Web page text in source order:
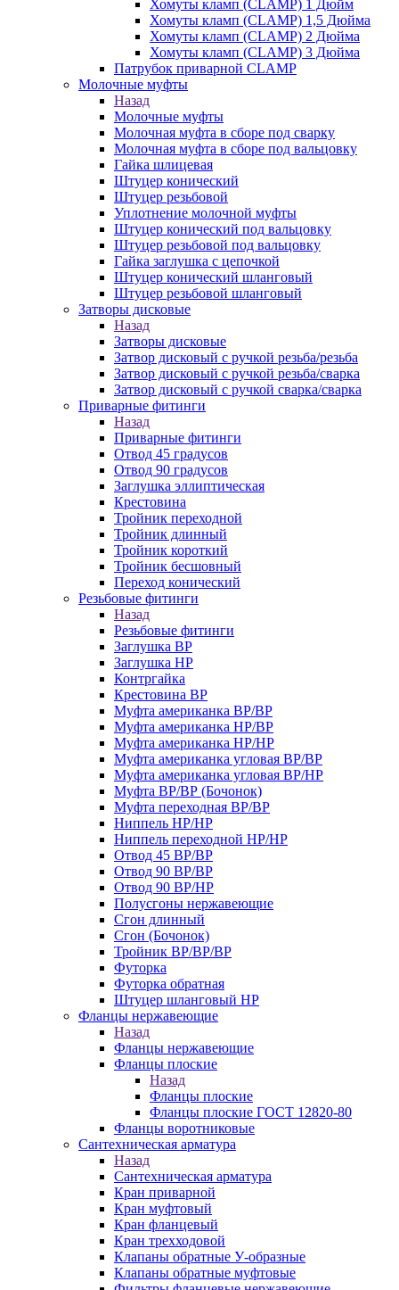
Хомуты кламп (CLAMP) 1 Дюйм
Хомуты кламп (CLAMP) 1,5 Дюйма
Хомуты кламп (CLAMP) 2 Дюйма
Хомуты кламп (CLAMP) 3 Дюйма
Патрубок приварной CLAMP
Молочные муфты
Назад
Молочные муфты
Молочная муфта в сборе под сварку
Молочная муфта в сборе под вальцовку
Гайка шлицевая
Штуцер конический
Штуцер резьбовой
Уплотнение молочной муфты
Штуцер конический под вальцовку
Штуцер резьбовой под вальцовку
Гайка заглушка с цепочкой
Штуцер конический шланговый
Штуцер резьбовой шланговый
Затворы дисковые
Назад
Затворы дисковые
Затвор дисковый с ручкой резьба/резьба
Затвор дисковый с ручкой резьба/сварка
Затвор дисковый с ручкой сварка/сварка
Приварные фитинги
Назад
Приварные фитинги
Отвод 45 градусов
Отвод 90 градусов
Заглушка эллиптическая
Крестовина
Тройник переходной
Тройник длинный
Тройник короткий
Тройник бесшовный
Переход конический
Резьбовые фитинги
Назад
Резьбовые фитинги
Заглушка ВР
Заглушка НР
Контргайка
Крестовина ВР
Муфта американка ВР/ВР
Муфта американка НР/ВР
Муфта американка НР/НР
Муфта американка угловая ВР/ВР
Муфта американка угловая ВР/НР
Муфта ВР/ВР (Бочонок)
Муфта переходная ВР/ВР
Ниппель НР/НР
Ниппель переходной НР/НР
Отвод 45 ВР/ВР
Отвод 90 ВР/ВР
Отвод 90 ВР/НР
Полусгоны нержавеющие
Сгон длинный
Сгон (Бочонок)
Тройник ВР/ВР/ВР
Футорка
Футорка обратная
Штуцер шланговый НР
Фланцы нержавеющие
Назад
Фланцы нержавеющие
Фланцы плоские
Назад
Фланцы плоские
Фланцы плоские ГОСТ 12820-80
Фланцы воротниковые
Сантехническая арматура
Назад
Сантехническая арматура
Кран приварной
Кран муфтовый
Кран фланцевый
Кран трехходовой
Клапаны обратные У-образные
Клапаны обратные муфтовые